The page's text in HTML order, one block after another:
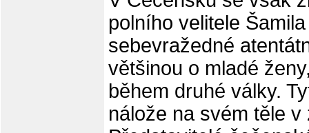
polního velitele
sebevražedné
většinou o mladé
během druhé války.
nálože na svém těle